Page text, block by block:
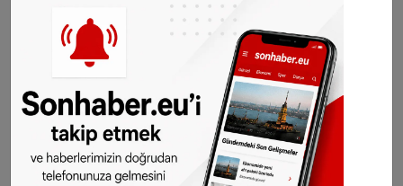
metreküp hacminde büyük hacimli atık ve kağıt
atığı da maliyete dahil edildi.
Emlak vergisi, 200 metrekarelik bir arsa
üzerinden hesaplandı. Bu verginin tutarı, her
şehirde farklı oranlarla belirleniyor. 2025’te
yürürlüğe girecek emlak vergisi reformuyla